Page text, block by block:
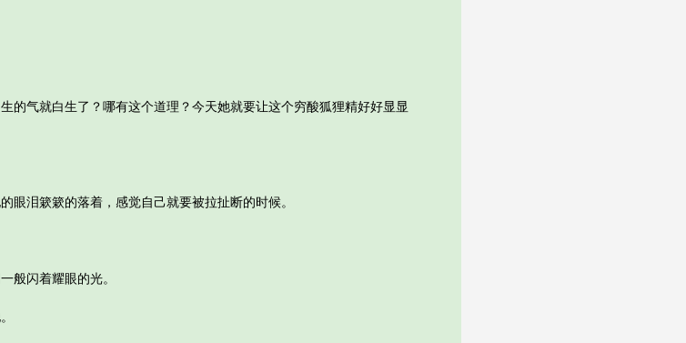
气就白生了？哪有这个道理？今天她就要让这个穷酸狐狸精好好显显
泪簌簌的落着，感觉自己就要被拉扯断的时候。
闪着耀眼的光。